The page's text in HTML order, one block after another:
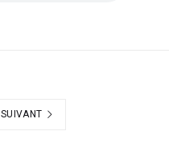
SUIVANT